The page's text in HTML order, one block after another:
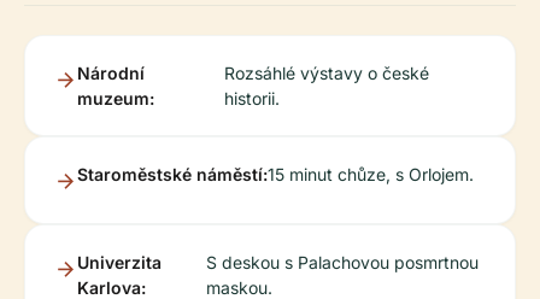
Národní
muzeum:
Rozsáhlé výstavy o české
historii.
Staroměstské náměstí:15 minut chůze, s Orlojem.
Univerzita
Karlova:
S deskou s Palachovou posmrtnou
maskou.